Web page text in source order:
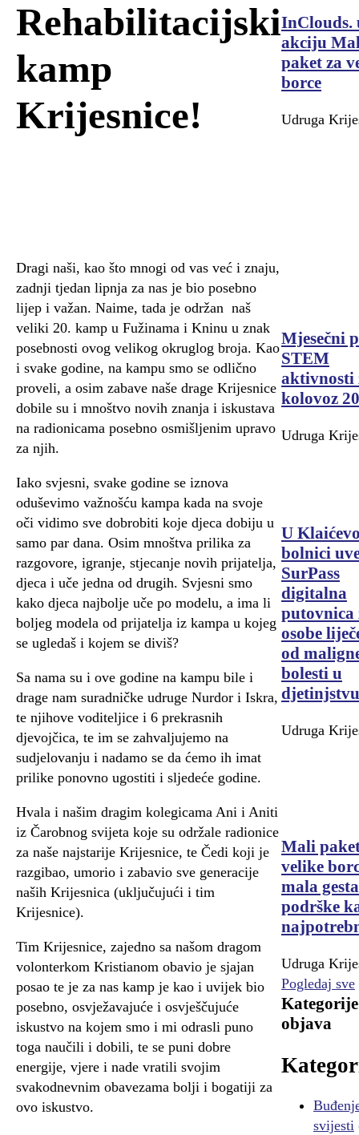
Rehabilitacijski
kamp
Krijesnice!
Dragi naši, kao što mnogi od vas već i znaju,
zadnji tjedan lipnja za nas je bio posebno
lijep i važan. Naime, tada je održan naš
veliki 20. kamp u Fužinama i Kninu u znak
posebnosti ovog velikog okruglog broja. Kao
i svake godine, na kampu smo se odlično
proveli, a osim zabave naše drage Krijesnice
dobile su i mnoštvo novih znanja i iskustava
na radionicama posebno osmišljenim upravo
za njih.
Iako svjesni, svake godine se iznova
oduševimo važnošću kampa kada na svoje
oči vidimo sve dobrobiti koje djeca dobiju u
samo par dana. Osim mnoštva prilika za
razgovore, igranje, stjecanje novih prijatelja,
djeca i uče jedna od drugih. Svjesni smo
kako djeca najbolje uče po modelu, a ima li
boljeg modela od prijatelja iz kampa u kojeg
se ugledaš i kojem se diviš?
Sa nama su i ove godine na kampu bile i
drage nam suradničke udruge Nurdor i Iskra,
te njihove voditeljice i 6 prekrasnih
djevojčica, te im se zahvaljujemo na
sudjelovanju i nadamo se da ćemo ih imat
prilike ponovno ugostiti i sljedeće godine.
Hvala i našim dragim kolegicama Ani i Aniti
iz Čarobnog svijeta koje su održale radionice
za naše najstarije Krijesnice, te Čedi koji je
razgibao, umorio i zabavio sve generacije
naših Krijesnica (uključujući i tim
Krijesnice).
Tim Krijesnice, zajedno sa našom dragom
volonterkom Kristianom obavio je sjajan
posao te je za nas kamp je kao i uvijek bio
posebno, osvježavajuće i osvješčujuće
iskustvo na kojem smo i mi odrasli puno
toga naučili i dobili, te se puni dobre
energije, vjere i nade vratili svojim
svakodnevnim obavezama bolji i bogatiji za
ovo iskustvo.
InClouds.
akciju
paket za
borce
Udruga
Mjesečni
STEM
aktivnosti
kolovoz
Udruga
U
bolnici
SurPass
digitalna
putovnica
osobe
od
bolesti u
djetinjstvu
Udruga
Mali
velike
mala gesta
podrške
Udruga
Pogledaj sve
Kategorije
objava
svijesti